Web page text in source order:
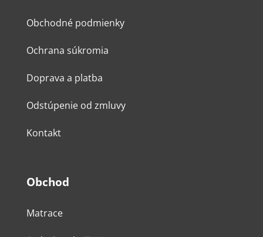
Obchodné podmienky
Ochrana súkromia
Doprava a platba
Odstúpenie od zmluvy
Kontakt
Obchod
Matrace